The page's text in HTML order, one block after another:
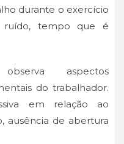
durante o exercício
ruído, tempo que é
aspectos
do trabalhador.
em relação ao
ausência de abertura